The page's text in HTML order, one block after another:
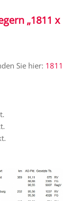
„1811 x
Sie hier: 1811